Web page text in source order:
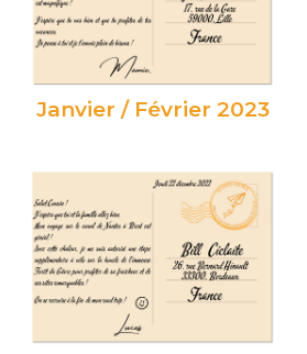
Janvier / Février 2023